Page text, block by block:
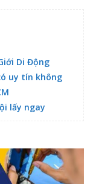
Di Động
uy tín không
lấy ngay